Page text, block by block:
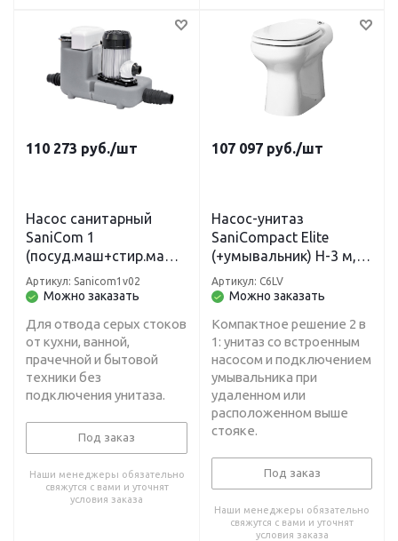
110 273 руб./шт
Насос санитарный
SaniCom 1
(посуд.маш+стир.маш+
раковина+душ+ванна+
кухня) H-11 м, L-80 м
Можно заказать
Артикул: Sanicom1v02
Для отвода серых стоков
от кухни, ванной,
прачечной и бытовой
техники без
подключения унитаза.
Под заказ
Наши менеджеры обязательно
свяжутся с вами и уточнят
условия заказа
107 097 руб./шт
Насос-унитаз
SaniCompact Elite
(+умывальник) H-3 м, L-
30 м
Можно заказать
Артикул: C6LV
Компактное решение 2 в
1: унитаз со встроенным
насосом и подключением
умывальника при
удаленном или
расположенном выше
стояке.
Под заказ
Наши менеджеры обязательно
свяжутся с вами и уточнят
условия заказа